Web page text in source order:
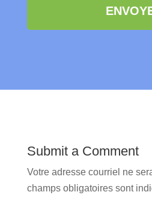
Submit a Comment
Votre adresse courriel ne
champs obligatoires sont